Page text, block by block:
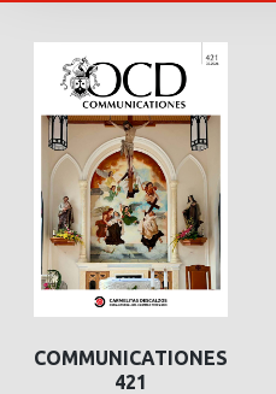
COMMUNICATIONES
421